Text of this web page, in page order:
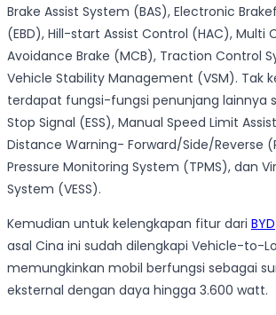
Brake Assist System (BAS), Electronic
(EBD), Hill-start Assist Control (HAC), Multi
Avoidance Brake (MCB), Traction Control
Vehicle Stability Management (VSM). Tak
terdapat fungsi-fungsi penunjang lainnya
Stop Signal (ESS), Manual Speed Limit
Distance Warning- Forward/Side/Reverse
Pressure Monitoring System (TPMS), dan
System (VESS).
Kemudian untuk kelengkapan fitur dari BYD
asal Cina ini sudah dilengkapi Vehicle-to-
memungkinkan mobil berfungsi sebagai
eksternal dengan daya hingga 3.600 watt.